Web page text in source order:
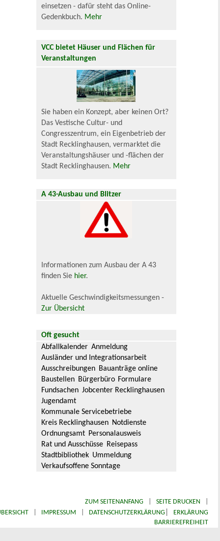
einsetzen - dafür steht das Online-
Gedenkbuch. Mehr
VCC bietet Häuser und Flächen für
Veranstaltungen
Sie haben ein Konzept, aber keinen Ort?
Das Vestische Cultur- und
Congresszentrum, ein Eigenbetrieb der
Stadt Recklinghausen, vermarktet die
Veranstaltungshäuser und -flächen der
Stadt Recklinghausen. Mehr
A 43-Ausbau und Blitzer
Informationen zum Ausbau der A 43
finden Sie hier.
Aktuelle Geschwindigkeitsmessungen -
Zur Übersicht
Oft gesucht
Abfallkalender Anmeldung
Ausländer und Integrationsarbeit
Ausschreibungen Bauanträge online
Baustellen Bürgerbüro Formulare
Fundsachen Jobcenter Recklinghausen
Jugendamt
Kommunale Servicebetriebe
Kreis Recklinghausen Notdienste
Ordnungsamt Personalausweis
Rat und Ausschüsse Reisepass
Stadtbibliothek Ummeldung
Verkaufsoffene Sonntage
ZUM SEITENANFANG SEITE DRUCKEN
IMPRESSUM DATENSCHUTZERKLÄRUNG|
ERKLÄRUNG
BARRIEREFREIHEIT